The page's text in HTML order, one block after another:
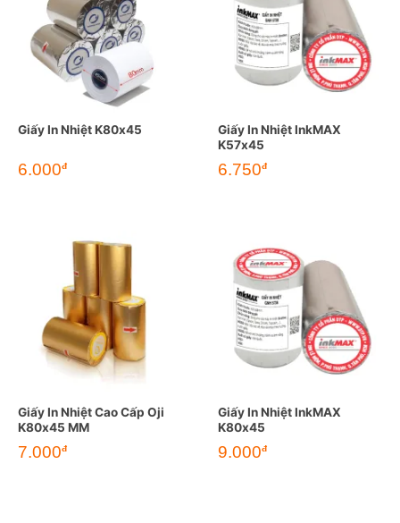
Giấy In Nhiệt K80x45
6.000đ
Giấy In Nhiệt InkMAX
K57x45
6.750đ
Giấy In Nhiệt Cao Cấp Oji
K80x45 MM
7.000đ
Giấy In Nhiệt InkMAX
K80x45
9.000đ